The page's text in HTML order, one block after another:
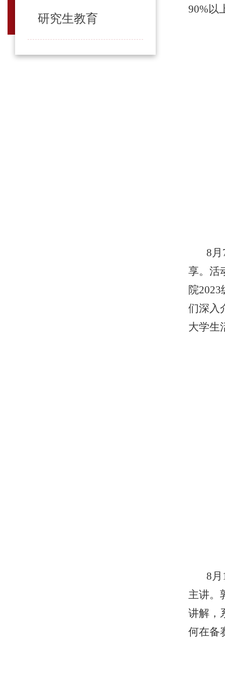
研究生教育
90%以
8
享。活
院
们深入
大学生
8
主讲。
讲解，
何在备